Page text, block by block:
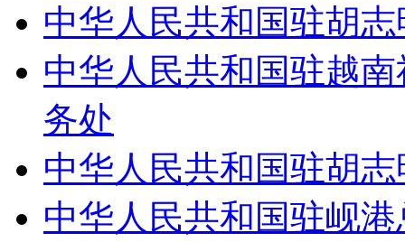
中华人民共和国驻胡
中华人民共和国驻越
务处
中华人民共和国驻胡
中华人民共和国驻岘